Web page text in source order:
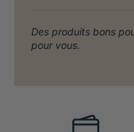
Des produits bons
pour vous.